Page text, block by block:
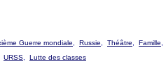
Guerre mondiale Russie Théâtre Famille
URSS Lutte des classes